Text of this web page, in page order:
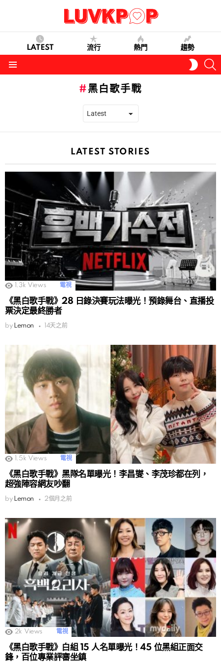
LATEST 流行 熱門 趨勢
SKIN
黑白歌手戰
LATEST STORIES
1.3k Views 電視
《黑白歌手戰》28 日錄決賽玩法曝光！預錄舞台、直播投
票決定最終勝者
by Lemon 14天之前
1.5k Views 電視
《黑白歌手戰》黑隊名單曝光！李昌燮、李茂珍都在列，
超強陣容網友吵翻
by Lemon 2個月之前
2k Views 電視
《黑白歌手戰》白組 15 人名單曝光！45 位黑組正面交
鋒，百位專業評審坐鎮